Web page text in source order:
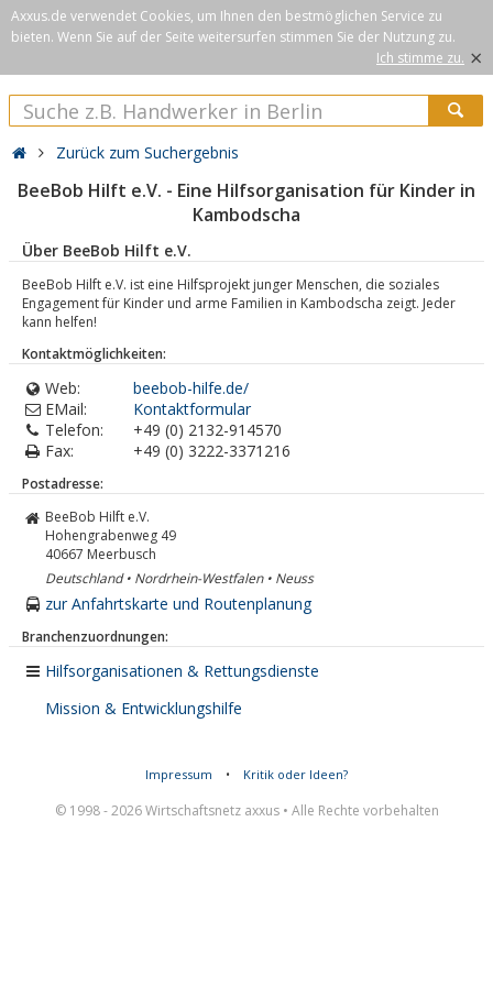
Axxus.de verwendet Cookies, um Ihnen den bestmöglichen Service zu
bieten. Wenn Sie auf der Seite weitersurfen stimmen Sie der Nutzung zu.
Ich stimme zu. ×
Zurück zum Suchergebnis
BeeBob Hilft e.V. - Eine Hilfsorganisation für Kinder in
Kambodscha
Über BeeBob Hilft e.V.
BeeBob Hilft e.V. ist eine Hilfsprojekt junger Menschen, die soziales
Engagement für Kinder und arme Familien in Kambodscha zeigt. Jeder
kann helfen!
Kontaktmöglichkeiten:
Web:
beebob-hilfe.de/
EMail:
Kontaktformular
Telefon:
+49 (0) 2132-914570
Fax:
+49 (0) 3222-3371216
Postadresse:
BeeBob Hilft e.V.
Hohengrabenweg 49
40667 Meerbusch
Deutschland • Nordrhein-Westfalen • Neuss
zur Anfahrtskarte und Routenplanung
Branchenzuordnungen:
Hilfsorganisationen & Rettungsdienste
Mission & Entwicklungshilfe
Impressum • Kritik oder Ideen?
© 1998 - 2026 Wirtschaftsnetz axxus • Alle Rechte vorbehalten